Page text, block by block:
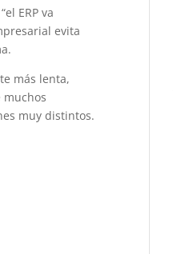
ERP va
evita
más lenta,
muy distintos.